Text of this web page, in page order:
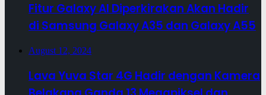
Fitur Galaxy AI Diperkirakan Akan Hadir
di Samsung Galaxy A35 dan Galaxy A55
August 12, 2024
Lava Yuva Star 4G Hadir dengan Kamera